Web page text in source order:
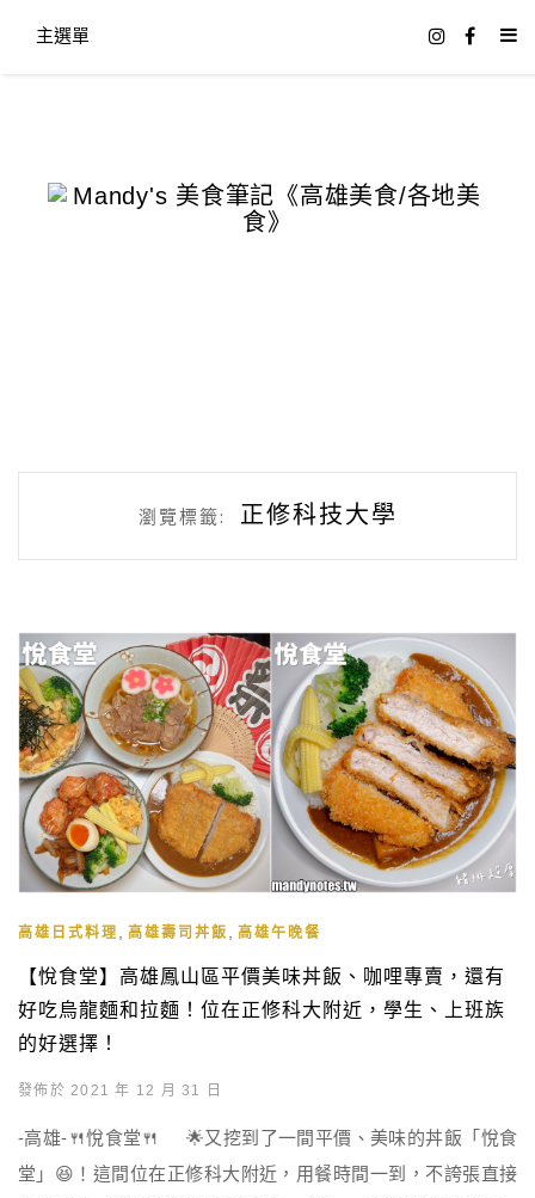
主選單
瀏覽標籤: 正修科技大學
高雄日式料理 , 高雄壽司丼飯 , 高雄午晚餐
【悅食堂】高雄鳳山區平價美味丼飯、咖哩專賣，還有
好吃烏龍麵和拉麵！位在正修科大附近，學生、上班族
的好選擇！
發佈於 2021 年 12 月 31 日
-高雄-🍴悅食堂🍴 🌟又挖到了一間平價、美味的丼飯「悅食
堂」😆！這間位在正修科大附近，用餐時間一到，不誇張直接